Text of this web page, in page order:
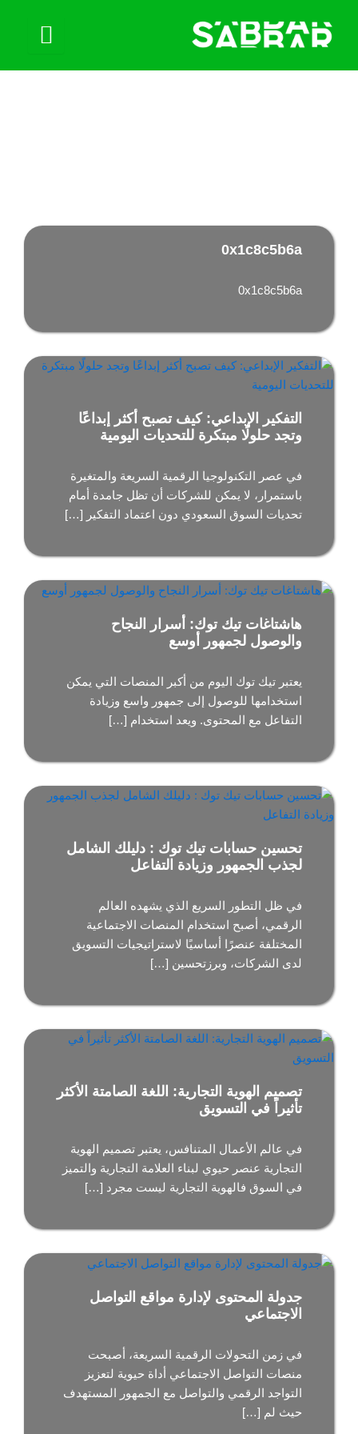
0x1c8c5b6a
0x1c8c5b6a
التفكير الإبداعي: كيف تصبح أكثر إبداعًا
وتجد حلولًا مبتكرة للتحديات اليومية
في عصر التكنولوجيا الرقمية السريعة والمتغيرة
باستمرار، لا يمكن للشركات أن تظل جامدة أمام
تحديات السوق السعودي دون اعتماد التفكير […]
هاشتاغات تيك توك: أسرار النجاح
والوصول لجمهور أوسع
يعتبر تيك توك اليوم من أكبر المنصات التي يمكن
استخدامها للوصول إلى جمهور واسع وزيادة
التفاعل مع المحتوى. ويعد استخدام […]
تحسين حسابات تيك توك : دليلك الشامل
لجذب الجمهور وزيادة التفاعل
في ظل التطور السريع الذي يشهده العالم
الرقمي، أصبح استخدام المنصات الاجتماعية
المختلفة عنصرًا أساسيًا لاستراتيجيات التسويق
لدى الشركات، وبرزتحسين […]
تصميم الهوية التجارية: اللغة الصامتة الأكثر
تأثيراً في التسويق
في عالم الأعمال المتنافس، يعتبر تصميم الهوية
التجارية عنصر حيوي لبناء العلامة التجارية والتميز
في السوق فالهوية التجارية ليست مجرد […]
جدولة المحتوى لإدارة مواقع التواصل
الاجتماعي
في زمن التحولات الرقمية السريعة، أصبحت
منصات التواصل الاجتماعي أداة حيوية لتعزيز
التواجد الرقمي والتواصل مع الجمهور المستهدف
حيث لم […]